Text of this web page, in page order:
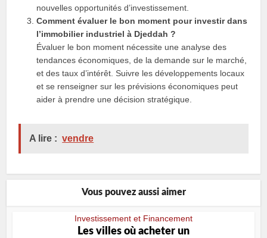
nouvelles opportunités d’investissement.
Comment évaluer le bon moment pour investir dans
l’immobilier industriel à Djeddah ?
Évaluer le bon moment nécessite une analyse des
tendances économiques, de la demande sur le marché,
et des taux d’intérêt. Suivre les développements locaux
et se renseigner sur les prévisions économiques peut
aider à prendre une décision stratégique.
A lire : vendre
Vous pouvez aussi aimer
Investissement et Financement
Les villes où acheter un